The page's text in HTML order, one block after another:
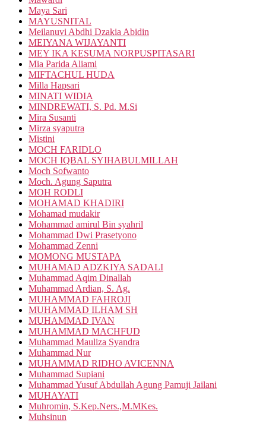
Maya Sari
MAYUSNITAL
Meilanuvi Abdhi Dzakia Abidin
MEIYANA WIJAYANTI
MEY IKA KESUMA NORPUSPITASARI
Mia Parida Aliami
MIFTACHUL HUDA
Milla Hapsari
MINATI WIDIA
MINDREWATI, S. Pd. M.Si
Mira Susanti
Mirza syaputra
Mistini
MOCH FARIDLO
MOCH IQBAL SYIHABULMILLAH
Moch Sofwanto
Moch. Agung Saputra
MOH RODLI
MOHAMAD KHADIRI
Mohamad mudakir
Mohammad amirul Bin syahril
Mohammad Dwi Prasetyono
Mohammad Zenni
MOMONG MUSTAPA
MUHAMAD ADZKIYA SADALI
Muhammad Aqim Dinallah
Muhammad Ardian, S. Ag.
MUHAMMAD FAHROJI
MUHAMMAD ILHAM SH
MUHAMMAD IVAN
MUHAMMAD MACHFUD
Muhammad Mauliza Syandra
Muhammad Nur
MUHAMMAD RIDHO AVICENNA
Muhammad Supiani
Muhammad Yusuf Abdullah Agung Pamuji Jailani
MUHAYATI
Muhromin, S.Kep.Ners.,M.MKes.
Muhsinun